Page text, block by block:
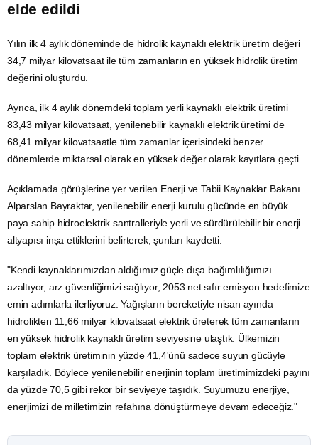
elde edildi
Yılın ilk 4 aylık döneminde de hidrolik kaynaklı elektrik üretim değeri
34,7 milyar kilovatsaat ile tüm zamanların en yüksek hidrolik üretim
değerini oluşturdu.
Ayrıca, ilk 4 aylık dönemdeki toplam yerli kaynaklı elektrik üretimi
83,43 milyar kilovatsaat, yenilenebilir kaynaklı elektrik üretimi de
68,41 milyar kilovatsaatle tüm zamanlar içerisindeki benzer
dönemlerde miktarsal olarak en yüksek değer olarak kayıtlara geçti.
Açıklamada görüşlerine yer verilen Enerji ve Tabii Kaynaklar Bakanı
Alparslan Bayraktar, yenilenebilir enerjikurulu gücünde en büyük
paya sahip hidroelektrik santralleriyle yerli ve sürdürülebilir bir enerji
altyapısı inşa ettiklerini belirterek, şunları kaydetti:
"Kendi kaynaklarımızdan aldığımız güçle dışa bağımlılığımızı
azaltıyor, arz güvenliğimizi sağlıyor, 2053 net sıfır emisyon hedefimize
emin adımlarla ilerliyoruz. Yağışların bereketiyle nisan ayında
hidrolikten 11,66 milyar kilovatsaat elektrik üreterek tüm zamanların
en yüksek hidrolik kaynaklı üretim seviyesine ulaştık. Ülkemizin
toplam elektrik üretiminin yüzde 41,4'ünü sadece suyun gücüyle
karşıladık. Böylece yenilenebilir enerjinin toplam üretimimizdeki payını
da yüzde 70,5 gibi rekor bir seviyeye taşıdık. Suyumuzu enerjiye,
enerjimizi de milletimizin refahına dönüştürmeye devam edeceğiz."